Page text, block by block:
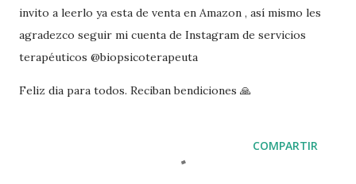
invito a leerlo ya esta de venta en Amazon , así mismo les
agradezco seguir mi cuenta de Instagram de servicios
terapéuticos @biopsicoterapeuta
Feliz dia para todos. Reciban bendiciones 🙏
COMPARTIR